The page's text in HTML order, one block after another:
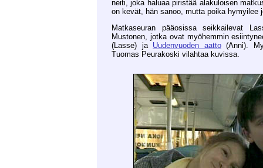
neiti, joka haluaa piristää alakuloisen
on kevät, hän sanoo, mutta poika hymyilee
Matkaseuran pääosissa seikkailevat
Mustonen, jotka ovat myöhemmin
(Lasse) ja Uudenvuoden aatto(Anni).
Tuomas Peurakoski vilahtaa kuvissa.